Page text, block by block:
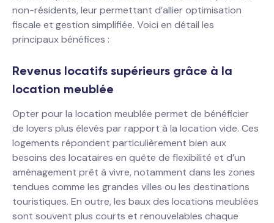
non-résidents, leur permettant d’allier optimisation
fiscale et gestion simplifiée. Voici en détail les
principaux bénéfices :
Revenus locatifs supérieurs grâce à la
location meublée
Opter pour la location meublée permet de bénéficier
de loyers plus élevés par rapport à la location vide. Ces
logements répondent particulièrement bien aux
besoins des locataires en quête de flexibilité et d’un
aménagement prêt à vivre, notamment dans les zones
tendues comme les grandes villes ou les destinations
touristiques. En outre, les baux des locations meublées
sont souvent plus courts et renouvelables chaque